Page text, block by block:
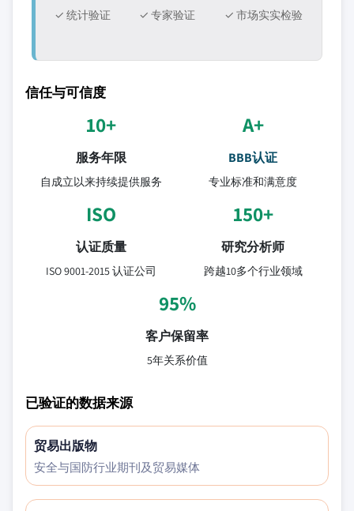
✓ 统计验证
✓ 专家验证 ✓ 市场实实检验
信任与可信度
10+
服务年限
自成立以来持续提供服务
A+
BBB认证
专业标准和满意度
ISO
认证质量
ISO 9001-2015 认证公司
150+
研究分析师
跨越10多个行业领域
95%
客户保留率
5年关系价值
已验证的数据来源
贸易出版物
安全与国防行业期刊及贸易媒体